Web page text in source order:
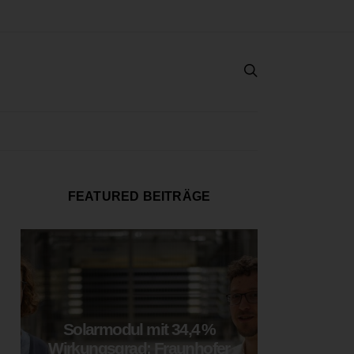
FEATURED BEITRÄGE
Solarmodul mit 34,4 %
Wirkungsgrad: Fraunhofer